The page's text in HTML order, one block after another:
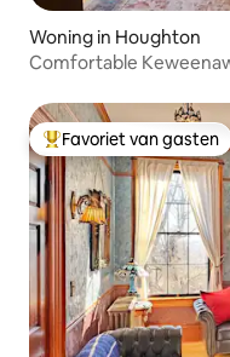
Woning in Houghton
Comfortable
Topfavoriet van gasten
Favoriet van gasten